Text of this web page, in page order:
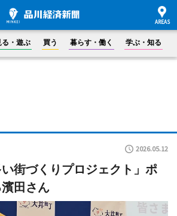
る・遊ぶ 買う 暮らす・働く 学ぶ・知る
2026.05.12
い街づくりプロジェクト」ポ
田さん